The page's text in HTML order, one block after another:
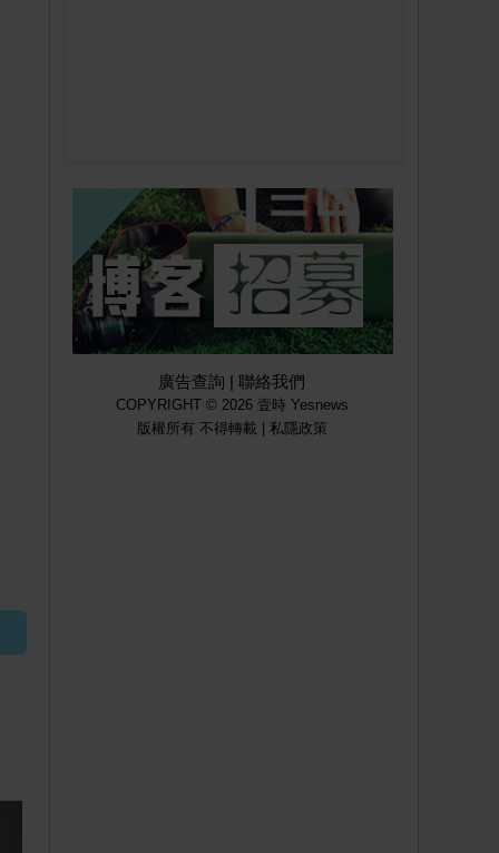
廣告查詢 | 聯絡我們
COPYRIGHT © 2026 壹時 Yesnews
版權所有 不得轉載 | 私隱政策